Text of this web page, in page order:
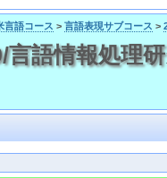
言語コース > 言語表現サブコース >
言語情報処理